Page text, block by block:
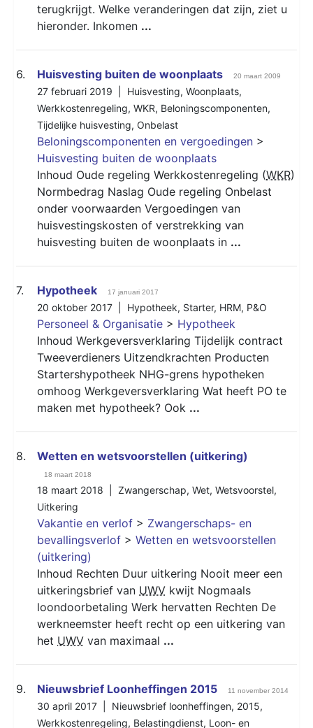
terugkrijgt. Welke veranderingen dat zijn, ziet u
hieronder. Inkomen ...
6. Huisvesting buiten de woonplaats 20 maart 2009
27 februari 2019 | Huisvesting, Woonplaats,
Werkkostenregeling, WKR, Beloningscomponenten,
Tijdelijke huisvesting, Onbelast
Beloningscomponenten en vergoedingen >
Huisvesting buiten de woonplaats
Inhoud Oude regeling Werkkostenregeling (WKR)
Normbedrag Naslag Oude regeling Onbelast
onder voorwaarden Vergoedingen van
huisvestingskosten of verstrekking van
huisvesting buiten de woonplaats in ...
7. Hypotheek 17 januari 2017
20 oktober 2017 | Hypotheek, Starter, HRM, P&O
Personeel & Organisatie > Hypotheek
Inhoud Werkgeversverklaring Tijdelijk contract
Tweeverdieners Uitzendkrachten Producten
Startershypotheek NHG-grens hypotheken
omhoog Werkgeversverklaring Wat heeft PO te
maken met hypotheek? Ook ...
8. Wetten en wetsvoorstellen (uitkering)
18 maart 2018
18 maart 2018 | Zwangerschap, Wet, Wetsvoorstel,
Uitkering
Vakantie en verlof > Zwangerschaps- en
bevallingsverlof > Wetten en wetsvoorstellen
(uitkering)
Inhoud Rechten Duur uitkering Nooit meer een
uitkeringsbrief van UWV kwijt Nogmaals
loondoorbetaling Werk hervatten Rechten De
werkneemster heeft recht op een uitkering van
het UWV van maximaal ...
9. Nieuwsbrief Loonheffingen 2015 11 november 2014
30 april 2017 | Nieuwsbrief loonheffingen, 2015,
Werkkostenregeling, Belastingdienst, Loon- en